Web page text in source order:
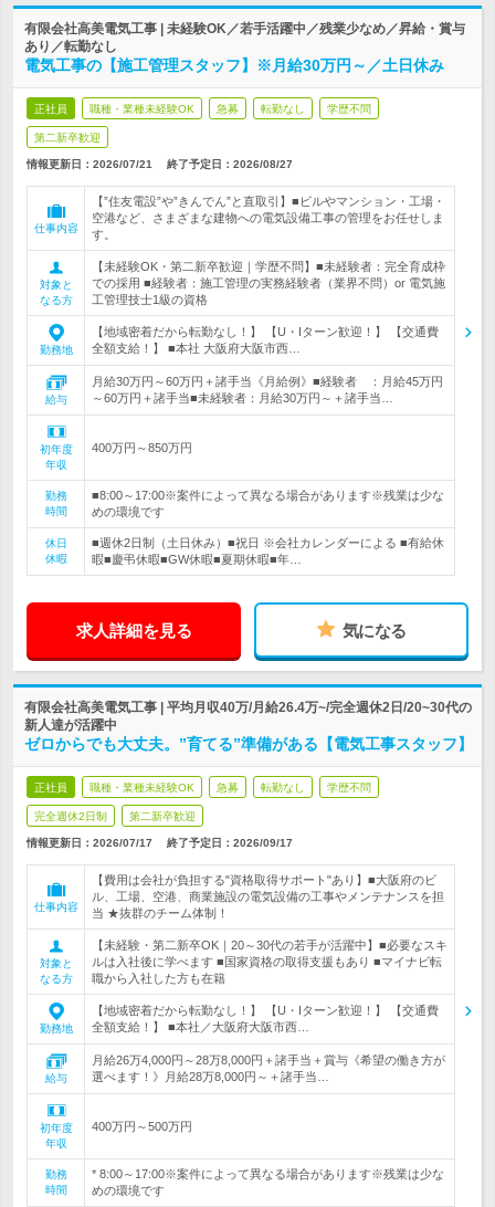
有限会社高美電気工事 | 未経験OK／若手活躍中／残業少なめ／昇給・賞与
あり／転勤なし
電気工事の【施工管理スタッフ】※月給30万円～／土日休み
正社員 職種・業種未経験OK 急募 転勤なし 学歴不問
第二新卒歓迎
情報更新日：2026/07/21 終了予定日： 2026/08/27
仕事内容
【”住友電設”や”きんでん”と直取引】■ビルやマンション・工場・
空港など、さまざまな建物への電気設備工事の管理をお任せしま
す。
対象と
なる方
【未経験OK・第二新卒歓迎｜学歴不問】■未経験者：完全育成枠
での採用 ■経験者：施工管理の実務経験者（業界不問）or 電気施
工管理技士1級の資格
勤務地
【地域密着だから転勤なし！】 【U・Iターン歓迎！】 【交通費
全額支給！】 ■本社 大阪府大阪市西…
給与
月給30万円～60万円＋諸手当《月給例》■経験者 ：月給45万円
～60万円＋諸手当■未経験者：月給30万円～＋諸手当…
初年度
年収
400万円～850万円
勤務
時間
■8:00～17:00※案件によって異なる場合があります※残業は少な
めの環境です
休日
休暇
■週休2日制（土日休み）■祝日 ※会社カレンダーによる ■有給休
暇■慶弔休暇■GW休暇■夏期休暇■年…
求人詳細を見る 気になる
有限会社高美電気工事 | 平均月収40万/月給26.4万~/完全週休2日/20~30代の
新人達が活躍中
ゼロからでも大丈夫。”育てる”準備がある【電気工事スタッフ】
正社員 職種・業種未経験OK 急募 転勤なし 学歴不問
完全週休2日制 第二新卒歓迎
情報更新日：2026/07/17 終了予定日： 2026/09/17
仕事内容
【費用は会社が負担する"資格取得サポート"あり】■大阪府のビ
ル、工場、空港、商業施設の電気設備の工事やメンテナンスを担
当 ★抜群のチーム体制！
対象と
なる方
【未経験・第二新卒OK｜20～30代の若手が活躍中】■必要なスキ
ルは入社後に学べます ■国家資格の取得支援もあり ■マイナビ転
職から入社した方も在籍
勤務地
【地域密着だから転勤なし！】 【U・Iターン歓迎！】 【交通費
全額支給！】 ■本社／大阪府大阪市西…
給与
月給26万4,000円～28万8,000円＋諸手当＋賞与《希望の働き方が
選べます！》月給28万8,000円～＋諸手当…
初年度
年収
400万円～500万円
勤務
時間
* 8:00～17:00※案件によって異なる場合があります※残業は少な
めの環境です